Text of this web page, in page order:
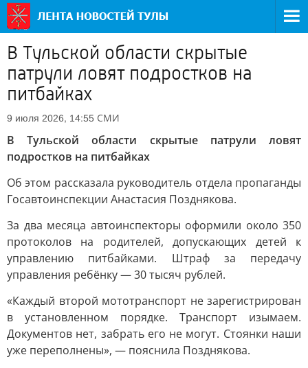
В Тульской области скрытые
патрули ловят подростков на
питбайках
9 июля 2026, 14:55 СМИ
В Тульской области скрытые патрули ловят
подростков на питбайках
Об этом рассказала руководитель отдела пропаганды
Госавтоинспекции Анастасия Позднякова.
За два месяца автоинспекторы оформили около 350
протоколов на родителей, допускающих детей к
управлению питбайками. Штраф за передачу
управления ребёнку — 30 тысяч рублей.
«Каждый второй мототранспорт не зарегистрирован
в установленном порядке. Транспорт изымаем.
Документов нет, забрать его не могут. Стоянки наши
уже переполнены», — пояснила Позднякова.